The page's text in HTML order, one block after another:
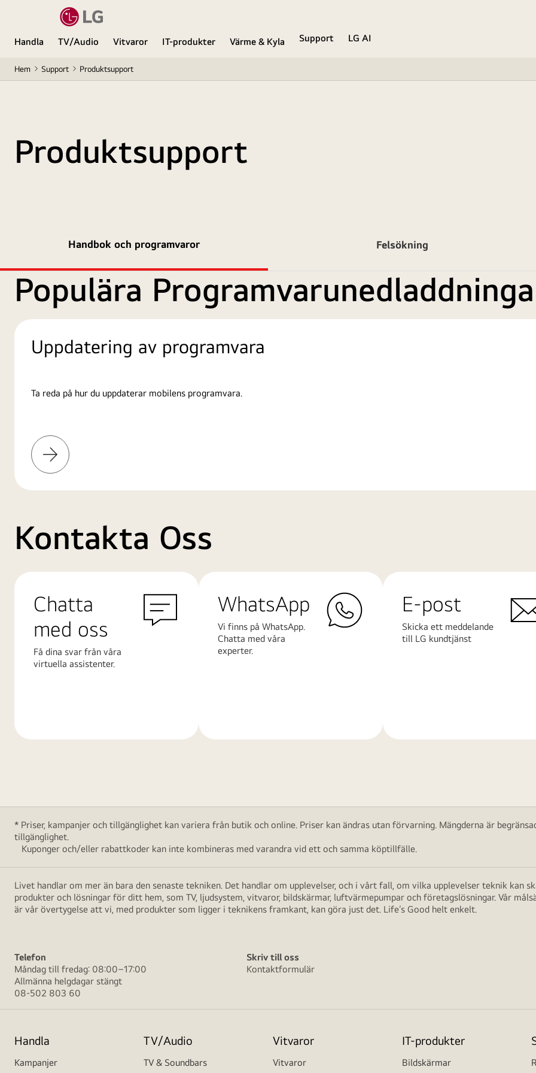
Handla TV/Audio Vitvaror IT-produkter Värme & Kyla Support LG AI
Hem Support Produktsupport
Produktsupport
Handbok och programvaror Felsökning
Populära
Uppdatering av programvara
Ta reda på hur du uppdaterar mobilens programvara.
Läs
mer
Kontakta Oss
Chatta
med oss
Få dina svar från våra
virtuella assistenter.
WhatsApp
Vi finns på WhatsApp.
Chatta med våra
experter.
E-post
Skicka ett meddelande
till LG kundtjänst
* Priser, kampanjer och tillgänglighet kan variera från butik och online. Priser kan ändras utan förvarning. Mängderna är
tillgänglighet.
Kuponger och/eller rabattkoder kan inte kombineras med varandra vid ett och samma köptillfälle.
Livet handlar om mer än bara den senaste tekniken. Det handlar om upplevelser, och i vårt fall, om vilka upplevelser teknik kan
produkter och lösningar för ditt hem, som TV, ljudsystem, vitvaror, bildskärmar, luftvärmepumpar och företagslösningar. Vår
är vår övertygelse att vi, med produkter som ligger i teknikens framkant, kan göra just det. Life’s Good helt enkelt.
Telefon
Måndag till fredag: 08:00–17:00
Allmänna helgdagar stängt
08-502 803 60
Skriv till oss
Kontaktformulär
Handla
Kampanjer
TV/Audio
TV & Soundbars
Vitvaror
Vitvaror
IT-produkter
Bildskärmar